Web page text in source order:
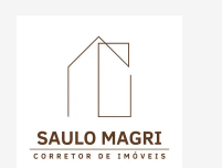
Página inicial